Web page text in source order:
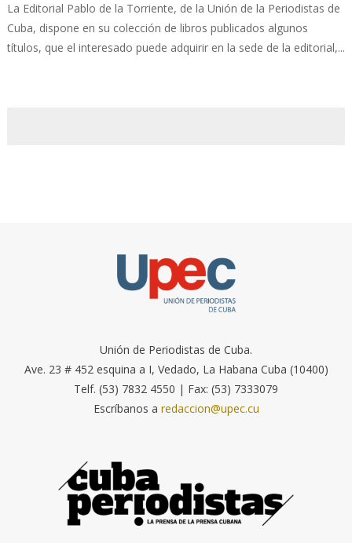
La Editorial Pablo de la Torriente, de la Unión de la Periodistas de
Cuba, dispone en su colección de libros publicados algunos
títulos, que el interesado puede adquirir en la sede de la editorial,...
Unión de Periodistas de Cuba.
Ave. 23 # 452 esquina a I, Vedado, La Habana Cuba (10400)
Telf. (53) 7832 4550 | Fax: (53) 7333079
Escríbanos a redaccion@upec.cu